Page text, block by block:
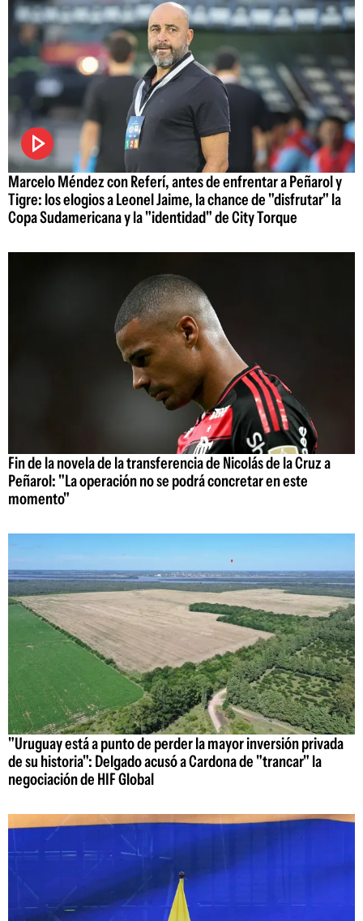
Marcelo Méndez con Referí, antes de enfrentar a Peñarol y
Tigre: los elogios a Leonel Jaime, la chance de "disfrutar" la
Copa Sudamericana y la "identidad" de City Torque
Fin de la novela de la transferencia de Nicolás de la Cruz a
Peñarol: "La operación no se podrá concretar en este
momento"
"Uruguay está a punto de perder la mayor inversión privada
de su historia": Delgado acusó a Cardona de "trancar" la
negociación de HIF Global